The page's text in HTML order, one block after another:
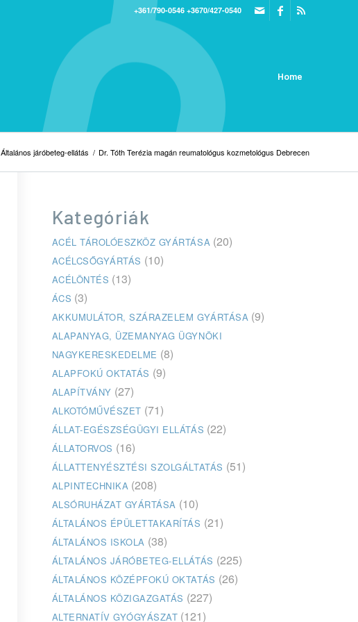
+361/790-0546 +3670/427-0540
Home
Általános járóbeteg-ellátás / Dr. Tóth Terézia magán reumatológus kozmetológus Debrecen
Kategóriák
ACÉL TÁROLÓESZKÖZ GYÁRTÁSA (20)
ACÉLCSŐGYÁRTÁS (10)
ACÉLÖNTÉS (13)
ÁCS (3)
AKKUMULÁTOR, SZÁRAZELEM GYÁRTÁSA (9)
ALAPANYAG, ÜZEMANYAG ÜGYNÖKI
NAGYKERESKEDELME (8)
ALAPFOKÚ OKTATÁS (9)
ALAPÍTVÁNY (27)
ALKOTÓMŰVÉSZET (71)
ÁLLAT-EGÉSZSÉGÜGYI ELLÁTÁS (22)
ÁLLATORVOS (16)
ÁLLATTENYÉSZTÉSI SZOLGÁLTATÁS (51)
ALPINTECHNIKA (208)
ALSÓRUHÁZAT GYÁRTÁSA (10)
ÁLTALÁNOS ÉPÜLETTAKARÍTÁS (21)
ÁLTALÁNOS ISKOLA (38)
ÁLTALÁNOS JÁRÓBETEG-ELLÁTÁS (225)
ÁLTALÁNOS KÖZÉPFOKÚ OKTATÁS (26)
ÁLTALÁNOS KÖZIGAZGATÁS (227)
ALTERNATÍV GYÓGYÁSZAT (121)